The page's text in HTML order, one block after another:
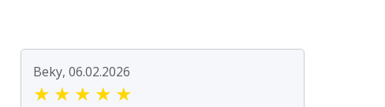
Beky, 06.02.2026
★ ★ ★ ★ ★